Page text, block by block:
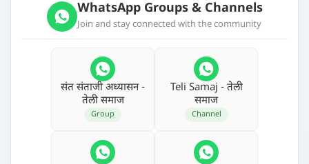
WhatsApp Groups & Channels
Join and stay connected with the community
संत संताजी अध्‍यासन -
तेली समाज
Group
Teli Samaj - तेली
समाज
Channel